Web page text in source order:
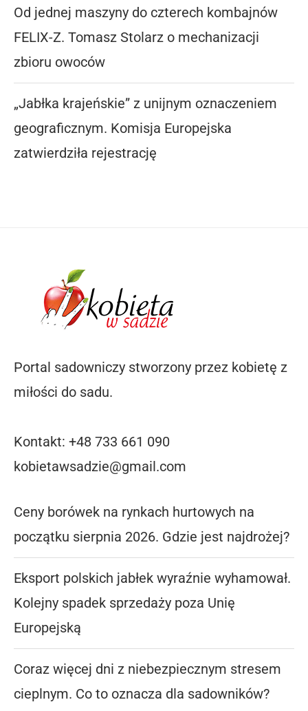
Od jednej maszyny do czterech kombajnów
FELIX-Z. Tomasz Stolarz o mechanizacji
zbioru owoców
„Jabłka krajeńskie” z unijnym oznaczeniem
geograficznym. Komisja Europejska
zatwierdziła rejestrację
Portal sadowniczy stworzony przez kobietę z
miłości do sadu.
Kontakt: +48 733 661 090
kobietawsadzie@gmail.com
Ceny borówek na rynkach hurtowych na
początku sierpnia 2026. Gdzie jest najdrożej?
Eksport polskich jabłek wyraźnie wyhamował.
Kolejny spadek sprzedaży poza Unię
Europejską
Coraz więcej dni z niebezpiecznym stresem
cieplnym. Co to oznacza dla sadowników?